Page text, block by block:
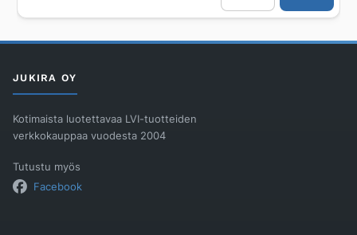
m
JUKIRA OY
Kotimaista luotettavaa LVI-tuotteiden
verkkokauppaa vuodesta 2004
Tutustu myös
Facebook